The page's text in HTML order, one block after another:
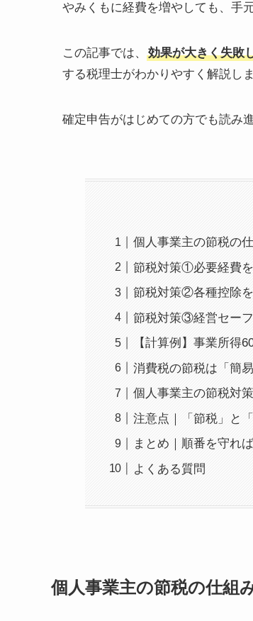
やみくもに経費を増やしても、手
この記事では、 効果が大きく失敗
する税理士がわかりやすく解説しま
確定申告がはじめての方でも読み
個人事業主の節税の
節税対策①必要経費
節税対策②各種控除を
節税対策③経営セー
【計算例】事業所得
消費税の節税は「簡
個人事業主の節税対
注意点｜「節税」と
まとめ｜順番を守れ
よくある質問
個人事業主の節税の仕組